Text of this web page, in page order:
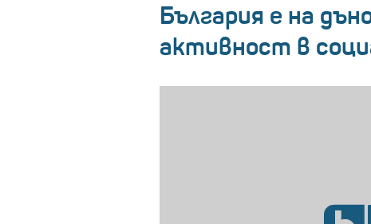
България е на
активност в